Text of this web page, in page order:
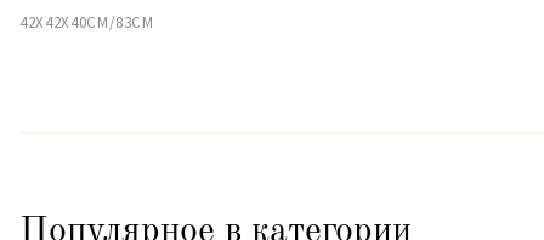
42X42X40CM/83CM
Популярное в категории